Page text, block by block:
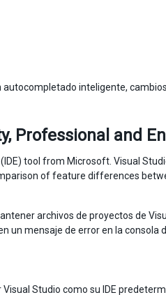
inteligente,
Professional and
tool from Microsoft. Visual
of feature differences
archivos de proyectos de
un mensaje de error en la consola
Studio como su IDE